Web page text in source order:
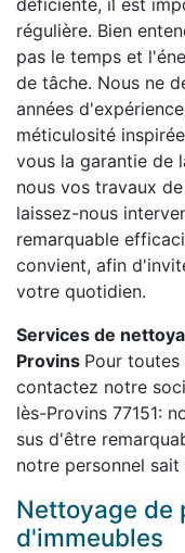
régulière. Bien
pas le temps et
de tâche. Nous ne
années
méticulosité
vous la garantie de
nous vos travaux
laissez-nous
remarquable
convient, afin
votre quotidien.
Services de
Provins Pour
contactez notre
lès-Provins 77151:
sus d'être
notre personnel
Nettoyage de
d'immeubles